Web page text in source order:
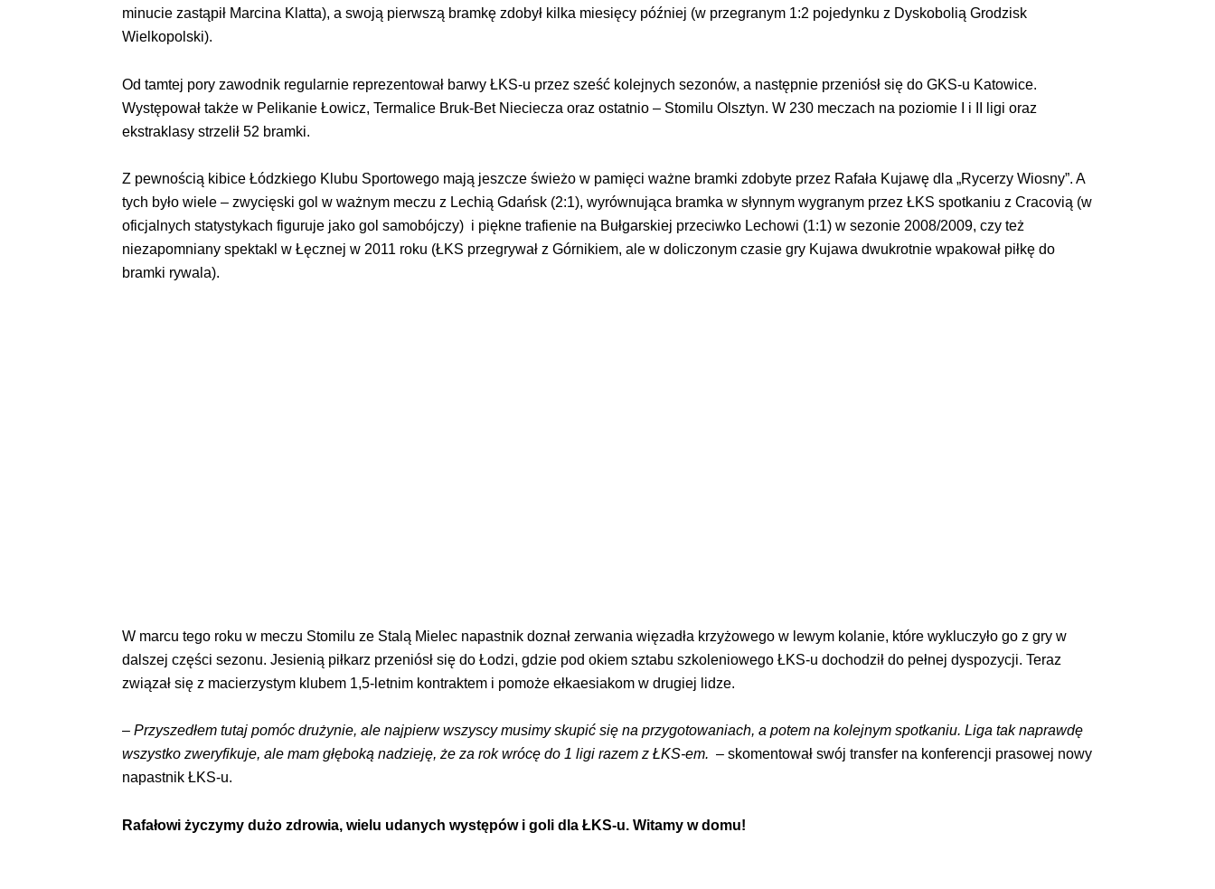
minucie zastąpił Marcina Klatta), a swoją pierwszą bramkę zdobył kilka miesięcy później (w przegranym 1:2 pojedynku z Dyskobolią Grodzisk
Wielkopolski).
Od tamtej pory zawodnik regularnie reprezentował barwy ŁKS-u przez sześć kolejnych sezonów, a następnie przeniósł się do GKS-u Katowice.
Występował także w Pelikanie Łowicz, Termalice Bruk-Bet Nieciecza oraz ostatnio – Stomilu Olsztyn. W 230 meczach na poziomie I i II ligi oraz
ekstraklasy strzelił 52 bramki.
Z pewnością kibice Łódzkiego Klubu Sportowego mają jeszcze świeżo w pamięci ważne bramki zdobyte przez Rafała Kujawę dla „Rycerzy Wiosny”. A
tych było wiele – zwycięski gol w ważnym meczu z Lechią Gdańsk (2:1), wyrównująca bramka w słynnym wygranym przez ŁKS spotkaniu z Cracovią (w
oficjalnych statystykach figuruje jako gol samobójczy) i piękne trafienie na Bułgarskiej przeciwko Lechowi (1:1) w sezonie 2008/2009, czy też
niezapomniany spektakl w Łęcznej w 2011 roku (ŁKS przegrywał z Górnikiem, ale w doliczonym czasie gry Kujawa dwukrotnie wpakował piłkę do
bramki rywala).
W marcu tego roku w meczu Stomilu ze Stalą Mielec napastnik doznał zerwania więzadła krzyżowego w lewym kolanie, które wykluczyło go z gry w
dalszej części sezonu. Jesienią piłkarz przeniósł się do Łodzi, gdzie pod okiem sztabu szkoleniowego ŁKS-u dochodził do pełnej dyspozycji. Teraz
związał się z macierzystym klubem 1,5-letnim kontraktem i pomoże ełkaesiakom w drugiej lidze.
–Przyszedłem tutaj pomóc drużynie, ale najpierw wszyscy musimy skupić się na przygotowaniach, a potem na kolejnym spotkaniu. Liga tak naprawdę
wszystko zweryfikuje, ale mam głęboką nadzieję, że za rok wrócę do 1 ligi razem z ŁKS-em.– skomentował swój transfer na konferencji prasowej nowy
napastnik ŁKS-u.
Rafałowi życzymy dużo zdrowia, wielu udanych występów i goli dla ŁKS-u. Witamy w domu!